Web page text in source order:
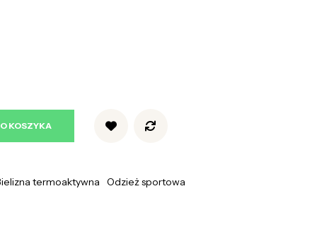
KOSZYKA
termoaktywna Odzież sportowa